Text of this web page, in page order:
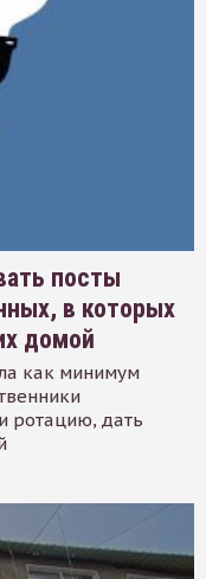
посты
в которых
домой
как минимум
ротацию, дать